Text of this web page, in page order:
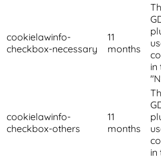
cookielawinfo-
checkbox-necessary
11
months
in
cookielawinfo-
checkbox-others
11
months
in